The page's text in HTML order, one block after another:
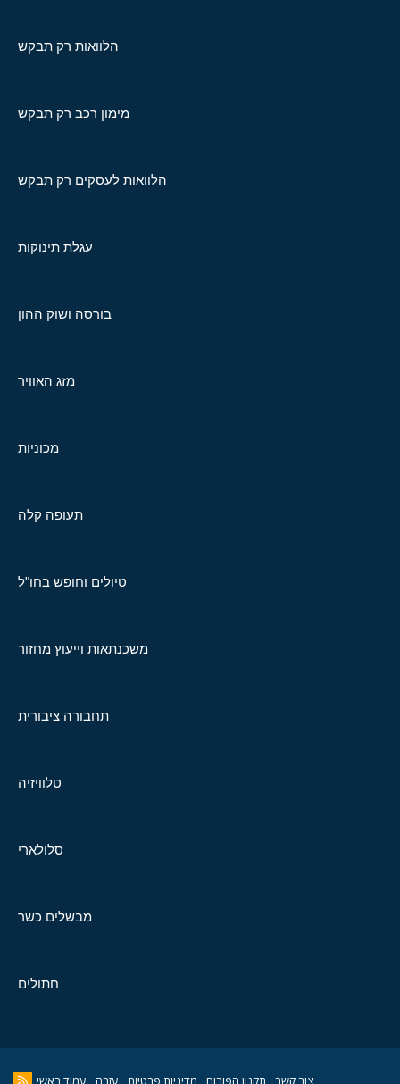
הלוואות רק תבקש
מימון רכב רק תבקש
הלוואות לעסקים רק תבקש
עגלת תינוקות
בורסה ושוק ההון
מזג האוויר
מכוניות
תעופה קלה
טיולים וחופש בחו"ל
משכנתאות וייעוץ מחזור
תחבורה ציבורית
טלוויזיה
סלולארי
מבשלים כשר
חתולים
צור קשר תקנון הפורום מדיניות פרטיות עזרה עמוד ראשי